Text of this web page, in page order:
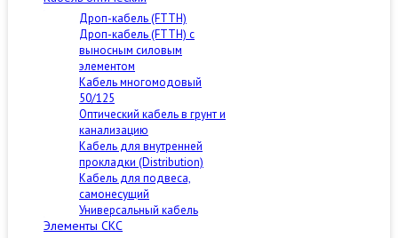
Дроп-кабель (FTTH)
Дроп-кабель (FTTH) с
выносным силовым
элементом
Кабель многомодовый
50/125
Оптический кабель в грунт и
канализацию
Кабель для внутренней
прокладки (Distribution)
Кабель для подвеса,
самонесущий
Универсальный кабель
Элементы СКС